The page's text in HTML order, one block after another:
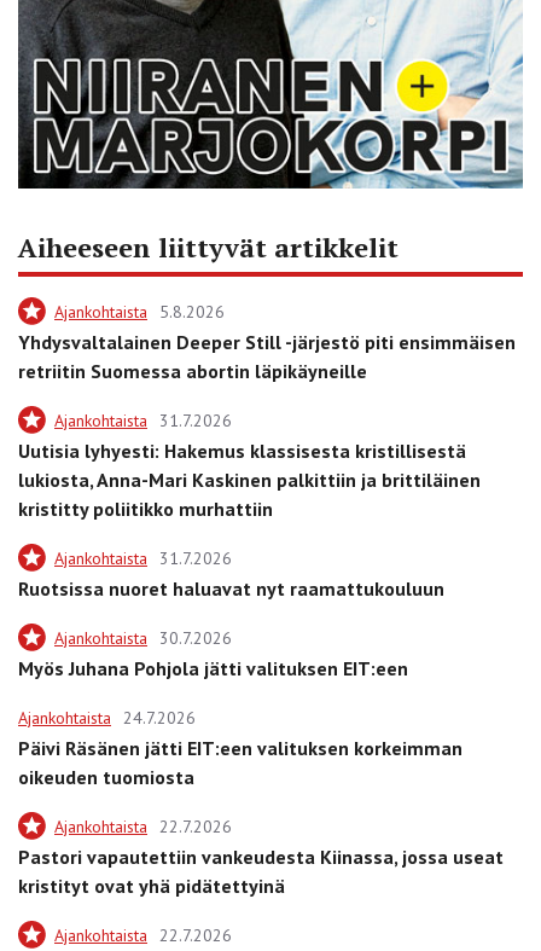
Aiheeseen liittyvät artikkelit
Ajankohtaista 5.8.2026
Yhdysvaltalainen Deeper Still -järjestö piti ensimmäisen
retriitin Suomessa abortin läpikäyneille
Ajankohtaista 31.7.2026
Uutisia lyhyesti: Hakemus klassisesta kristillisestä
lukiosta, Anna-Mari Kaskinen palkittiin ja brittiläinen
kristitty poliitikko murhattiin
Ajankohtaista 31.7.2026
Ruotsissa nuoret haluavat nyt raamattukouluun
Ajankohtaista 30.7.2026
Myös Juhana Pohjola jätti valituksen EIT:een
Ajankohtaista 24.7.2026
Päivi Räsänen jätti EIT:een valituksen korkeimman
oikeuden tuomiosta
Ajankohtaista 22.7.2026
Pastori vapautettiin vankeudesta Kiinassa, jossa useat
kristityt ovat yhä pidätettyinä
Ajankohtaista 22.7.2026